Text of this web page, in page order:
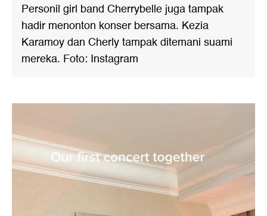
Personil girl band Cherrybelle juga tampak
hadir menonton konser bersama. Kezia
Karamoy dan Cherly tampak ditemani suami
mereka. Foto: Instagram